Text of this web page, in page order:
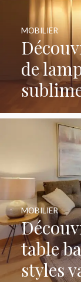
de
MOBILIER
table
styles
MOBILIER